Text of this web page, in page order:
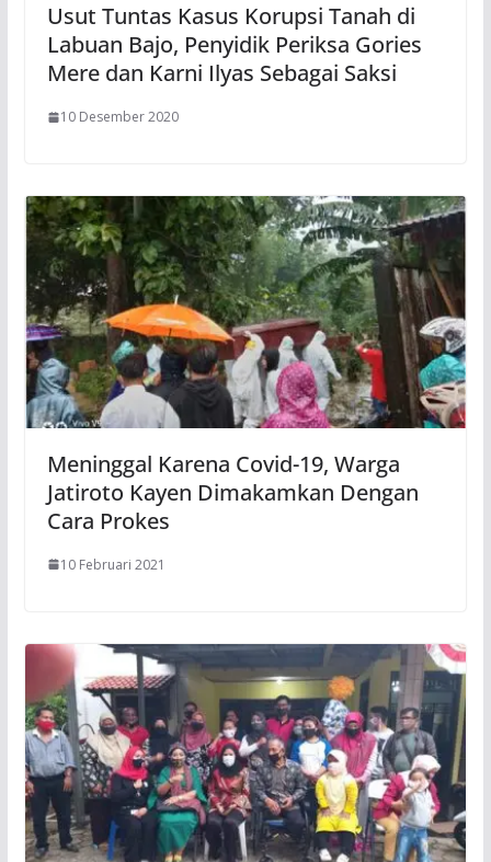
Usut Tuntas Kasus Korupsi Tanah di
Labuan Bajo, Penyidik Periksa Gories
Mere dan Karni Ilyas Sebagai Saksi
10 Desember 2020
Meninggal Karena Covid-19, Warga
Jatiroto Kayen Dimakamkan Dengan
Cara Prokes
10 Februari 2021